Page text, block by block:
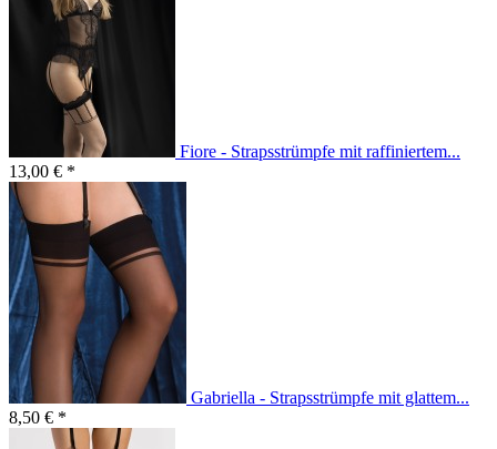
Fiore - Strapsstrümpfe mit raffiniertem...
13,00 € *
Gabriella - Strapsstrümpfe mit glattem...
8,50 € *